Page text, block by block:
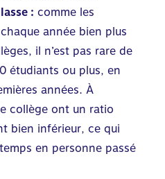
: comme les
année bien plus
il n’est pas rare de
étudiants ou plus, en
années. À
collège ont un ratio
bien inférieur, ce qui
en personne passé